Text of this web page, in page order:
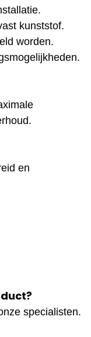
kunststof.
worden.
en
specialisten.